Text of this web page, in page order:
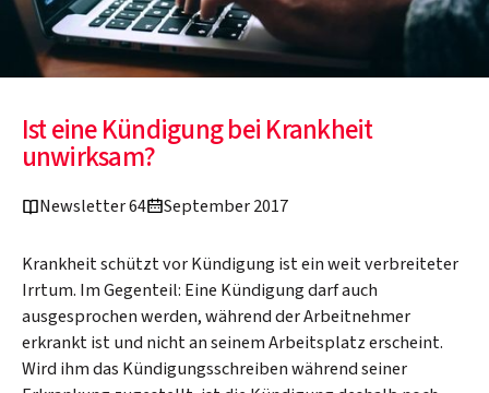
Ist eine Kündigung bei Krankheit
unwirksam?
Newsletter 64 September 2017
Krankheit schützt vor Kündigung ist ein weit verbreiteter
Irrtum. Im Gegenteil: Eine Kündigung darf auch
ausgesprochen werden, während der Arbeitnehmer
erkrankt ist und nicht an seinem Arbeitsplatz erscheint.
Wird ihm das Kündigungsschreiben während seiner